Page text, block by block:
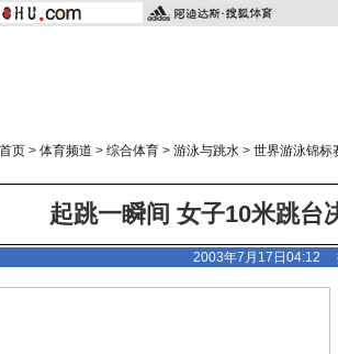
页 > 体育频道 > 综合体育 > 游泳与跳水 > 世界游泳锦标
起跳一瞬间 女子10米跳台
2003年7月17日04:12